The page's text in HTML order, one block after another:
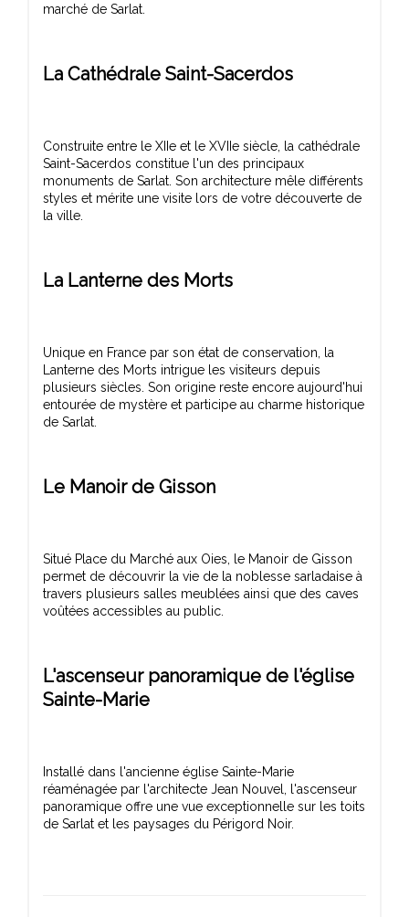
La Cathédrale Saint-Sacerdos
Construite entre le XIIe et le XVIIe siècle, la cathédrale
Saint-Sacerdos constitue l'un des principaux
monuments de Sarlat. Son architecture mêle différents
styles et mérite une visite lors de votre découverte de
La Lanterne des Morts
Unique en France par son état de conservation, la
Lanterne des Morts intrigue les visiteurs depuis
plusieurs siècles. Son origine reste encore aujourd'hui
entourée de mystère et participe au charme historique
Le Manoir de Gisson
Situé Place du Marché aux Oies, le Manoir de Gisson
permet de découvrir la vie de la noblesse sarladaise à
travers plusieurs salles meublées ainsi que des caves
L'ascenseur panoramique de l'église
Sainte-Marie
Installé dans l'ancienne église Sainte-Marie
réaménagée par l'architecte Jean Nouvel, l'ascenseur
panoramique offre une vue exceptionnelle sur les toits